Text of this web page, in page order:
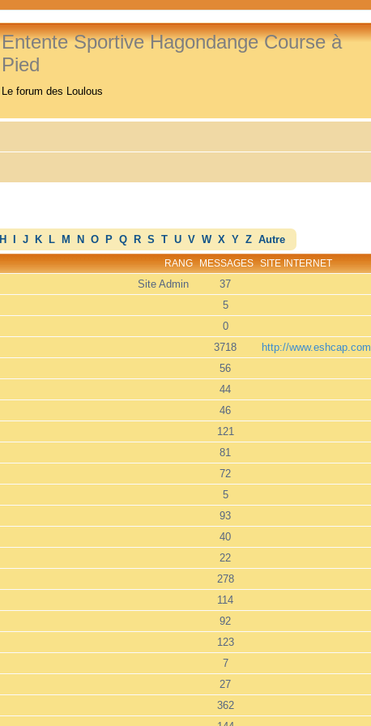
Entente Sportive Hagondange Course à
Pied
Le forum des Loulous
H J K L M N O P Q R S T U V W X Y Z Autre
RANG MESSAGES SITE INTERNET
Site Admin 37
5
0
3718 http://www.eshcap.com
56
44
46
121
81
72
5
93
40
22
278
114
92
123
7
27
362